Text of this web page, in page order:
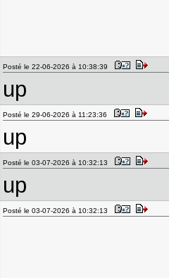
Posté le 22-06-2026 à 10:38:39
up
Posté le 29-06-2026 à 11:23:36
up
Posté le 03-07-2026 à 10:32:13
up
Posté le 03-07-2026 à 10:32:13